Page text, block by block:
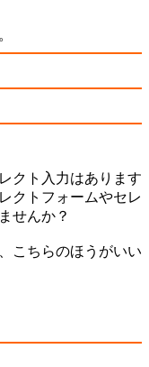
クト入力はあります
クトフォームやセレ
せんか？
こちらのほうがいい